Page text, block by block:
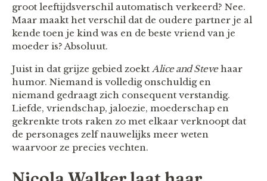
groot leeftijdsverschil automatisch verkeerd? Nee.
Maar maakt het verschil dat de oudere partner je al
kende toen je kind was en de beste vriend van je
moeder is? Absoluut.
Juist in dat grijze gebied zoekt Alice and Stevehaar
humor. Niemand is volledig onschuldig en
niemand gedraagt zich consequent verstandig.
Liefde, vriendschap, jaloezie, moederschap en
gekrenkte trots raken zo met elkaar verknoopt dat
de personages zelf nauwelijks meer weten
waarvoor ze precies vechten.